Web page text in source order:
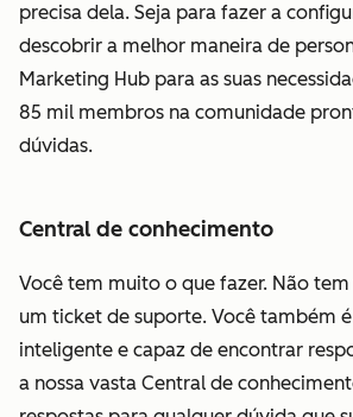
precisa dela. Seja para fazer a
descobrir a melhor maneira de
Marketing Hub para as suas
85 mil membros na comunidade
dúvidas.
Central de conhecimento
Você tem muito o que fazer. Não
um ticket de suporte. Você também
inteligente e capaz de encontrar
a nossa vasta Central de